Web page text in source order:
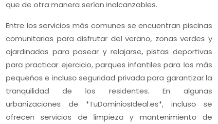
que de otra manera serían inalcanzables.
Entre los servicios más comunes se encuentran piscinas
comunitarias para disfrutar del verano, zonas verdes y
ajardinadas para pasear y relajarse, pistas deportivas
para practicar ejercicio, parques infantiles para los más
pequeños e incluso seguridad privada para garantizar la
tranquilidad de los residentes. En algunas
urbanizaciones de *TuDominiosIdeal.es*, incluso se
ofrecen servicios de limpieza y mantenimiento de